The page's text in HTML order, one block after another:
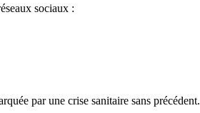
sociaux :
par une crise sanitaire sans